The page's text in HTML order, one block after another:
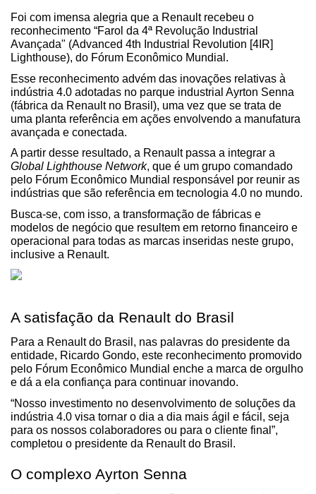
Foi com imensa alegria que a Renault recebeu o
reconhecimento “Farol da 4ª Revolução Industrial
Avançada" (Advanced 4th Industrial Revolution [4IR]
Lighthouse), do Fórum Econômico Mundial.
Esse reconhecimento advém das inovações relativas à
indústria 4.0 adotadas no parque industrial Ayrton Senna
(fábrica da Renault no Brasil), uma vez que se trata de
uma planta referência em ações envolvendo a manufatura
avançada e conectada.
Global Lighthouse Network, que é um grupo comandado
pelo Fórum Econômico Mundial responsável por reunir as
indústrias que são referência em tecnologia 4.0 no mundo.
Busca-se, com isso, a transformação de fábricas e
modelos de negócio que resultem em retorno financeiro e
operacional para todas as marcas inseridas neste grupo,
inclusive a Renault.
A satisfação da Renault do Brasil
Para a Renault do Brasil, nas palavras do presidente da
entidade, Ricardo Gondo, este reconhecimento promovido
pelo Fórum Econômico Mundial enche a marca de orgulho
e dá a ela confiança para continuar inovando.
“Nosso investimento no desenvolvimento de soluções da
indústria 4.0 visa tornar o dia a dia mais ágil e fácil, seja
para os nossos colaboradores ou para o cliente final”,
completou o presidente da Renault do Brasil.
O complexo Ayrton Senna